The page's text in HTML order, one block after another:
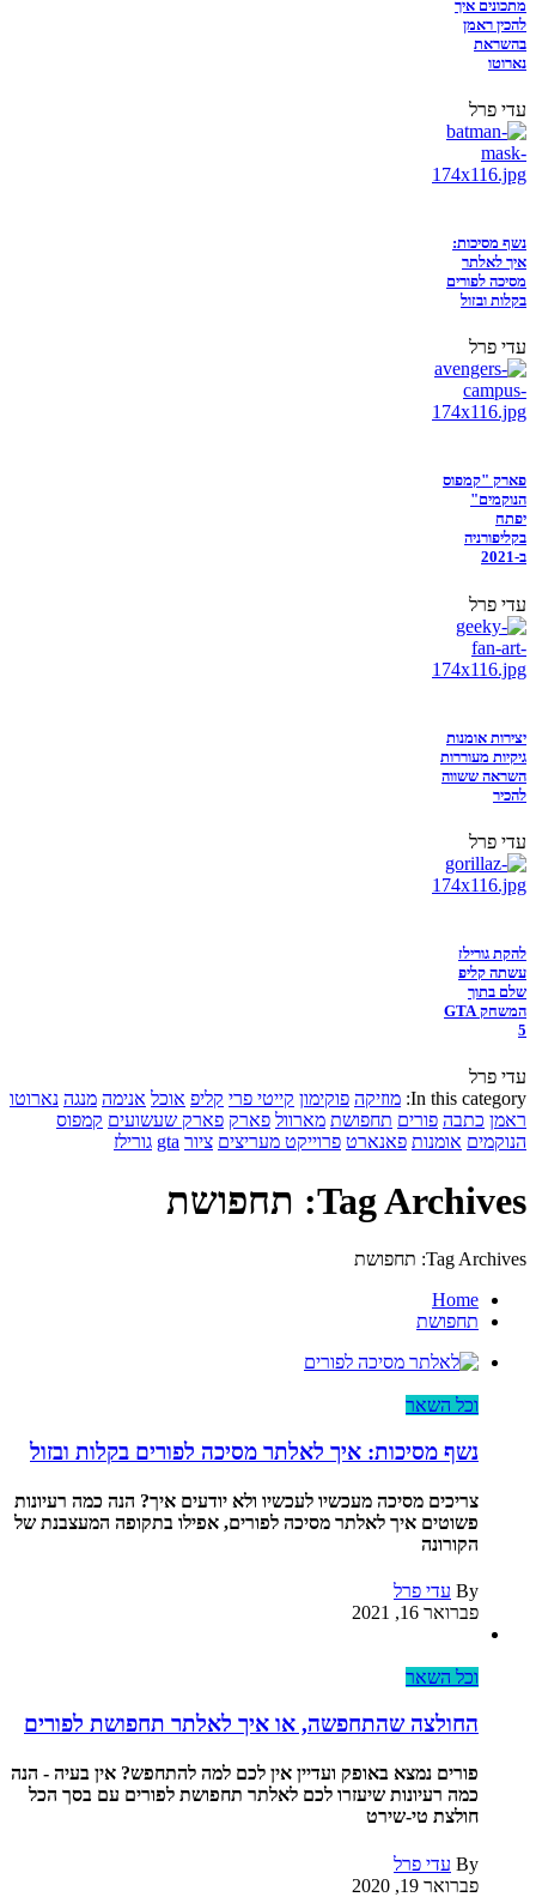
מתכונים איך
להכין ראמן
בהשראת
נארוטו
עדי פרל
נשף מסיכות:
איך לאלתר
מסיכה לפורים
בקלות ובזול
עדי פרל
פארק "קמפוס
הנוקמים"
יפתח
בקליפורניה
ב-2021
עדי פרל
יצירות אומנות
גיקיות מעוררות
השראה ששווה
להכיר
עדי פרל
להקת גורילז
עשתה קליפ
שלם בתוך
המשחק GTA
5
עדי פרל
In this category: מוזיקה פוקימון קייטי פרי קליפ אוכל אנימה מנגה נארוטו
ראמן כתבה פורים תחפושת מארוול פארק פארק שעשועים קמפוס
הנוקמים אומנות פאנארט פרוייקט מעריצים ציור gta גורילז
Tag Archives: תחפושת
Tag Archives: תחפושת
Home
תחפושת
וכל השאר
נשף מסיכות: איך לאלתר מסיכה לפורים בקלות ובזול
צריכים מסיכה מעכשיו לעכשיו ולא יודעים איך? הנה כמה רעיונות
פשוטים איך לאלתר מסיכה לפורים, אפילו בתקופה המעצבנת של
הקורונה
By עדי פרל
פברואר 16, 2021
וכל השאר
החולצה שהתחפשה, או איך לאלתר תחפושת לפורים
פורים נמצא באופק ועדיין אין לכם למה להתחפש? אין בעיה - הנה
כמה רעיונות שיעזרו לכם לאלתר תחפושת לפורים עם בסך הכל
חולצת טי-שירט
By עדי פרל
פברואר 19, 2020